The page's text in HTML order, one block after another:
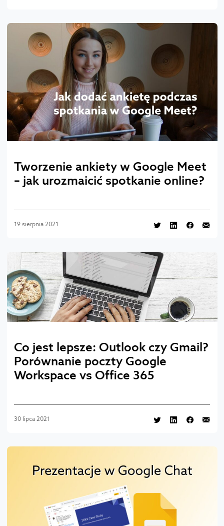
Tworzenie ankiety w Google Meet
– jak urozmaicić spotkanie online?
19 sierpnia 2021
Co jest lepsze: Outlook czy Gmail?
Porównanie poczty Google
Workspace vs Office 365
30 lipca 2021